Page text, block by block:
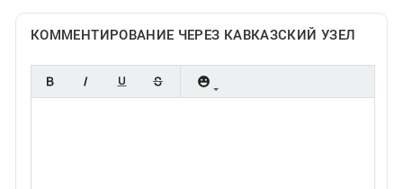
КОММЕНТИРОВАНИЕ ЧЕРЕЗ КАВКАЗСКИЙ УЗЕЛ